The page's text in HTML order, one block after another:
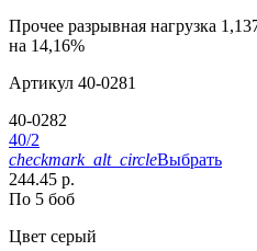
Прочее разрывная нагрузка
на 14,16%
Артикул 40-0281
40-0282
40/2
checkmark_alt_circleВыбрать
244.45 р.
По 5 боб
Цвет серый